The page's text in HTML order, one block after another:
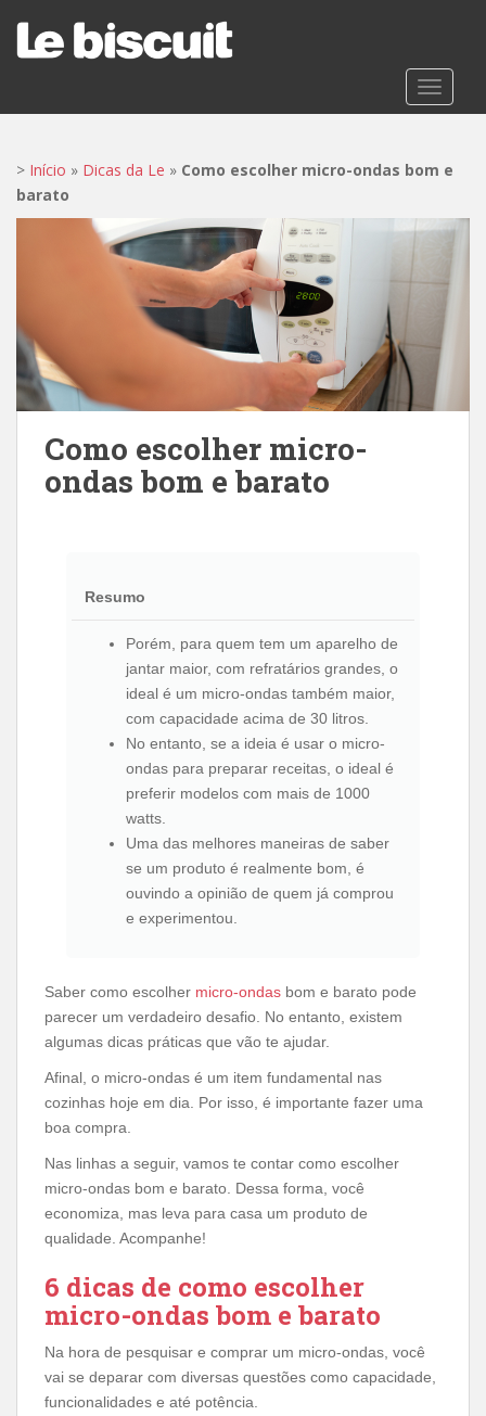
t
> Início » Dicas da Le » Como escolher micro-ondas bom e
barato
Como escolher micro-
ondas bom e barato
Resumo
Porém, para quem tem um aparelho de
jantar maior, com refratários grandes, o
ideal é um micro-ondas também maior,
com capacidade acima de 30 litros.
No entanto, se a ideia é usar o micro-
ondas para preparar receitas, o ideal é
preferir modelos com mais de 1000
watts.
Uma das melhores maneiras de saber
se um produto é realmente bom, é
ouvindo a opinião de quem já comprou
e experimentou.
Saber como escolher micro-ondas bom e barato pode
parecer um verdadeiro desafio. No entanto, existem
algumas dicas práticas que vão te ajudar.
Afinal, o micro-ondas é um item fundamental nas
cozinhas hoje em dia. Por isso, é importante fazer uma
boa compra.
Nas linhas a seguir, vamos te contar como escolher
micro-ondas bom e barato. Dessa forma, você
economiza, mas leva para casa um produto de
qualidade. Acompanhe!
6 dicas de como escolher
micro-ondas bom e barato
Na hora de pesquisar e comprar um micro-ondas, você
vai se deparar com diversas questões como capacidade,
funcionalidades e até potência.